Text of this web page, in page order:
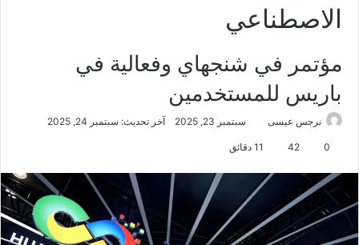
الاصطناعي
مؤتمر في شنجهاي وفعالية في
باريس للمستخدمين
نرجس عيسى سبتمبر 23, 2025 آخر تحديث: سبتمبر 24, 2025
0
42